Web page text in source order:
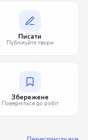
Писати
Публікуйте твори
Збережене
Поверніться до робіт